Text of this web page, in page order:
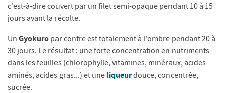
c'est-à-dire couvert par un filet semi-opaque pendant 10 à 15
jours avant la récolte.
Un Gyokuro par contre est totalement à l'ombre pendant 20 à
30 jours. Le résultat : une forte concentration en nutriments
dans les feuilles (chlorophylle, vitamines, minéraux, acides
aminés, acides gras...) et une liqueurdouce, concentrée,
sucrée.